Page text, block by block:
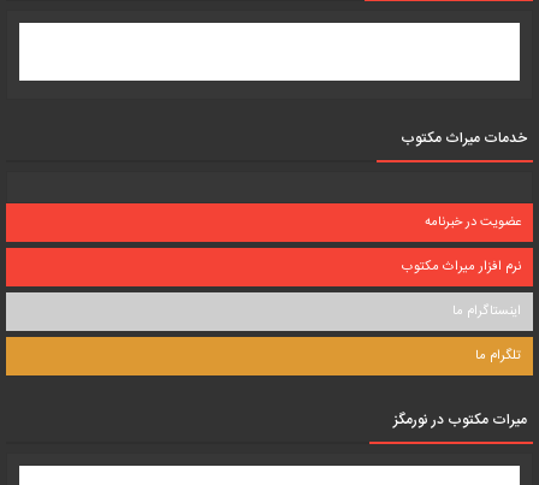
خدمات میراث مکتوب
عضویت در خبرنامه
نرم افزار میراث مکتوب
اینستاگرام ما
تلگرام ما
میرات مکتوب در نورمگز